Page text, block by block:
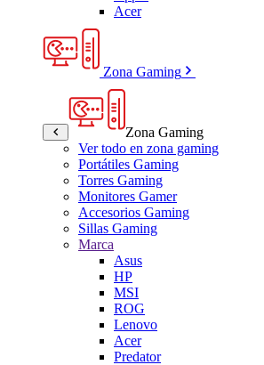
Acer
Zona Gaming
Zona Gaming
Ver todo en zona gaming
Portátiles Gaming
Torres Gaming
Monitores Gamer
Accesorios Gaming
Sillas Gaming
Marca
Asus
HP
MSI
ROG
Lenovo
Acer
Predator